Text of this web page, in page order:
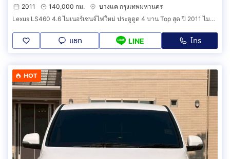
2011
140,000 กม.
บางแค กรุงเทพมหานคร
Lexus LS460 4.6 ไมเนอร์เชนจ์ไฟใหม่ ประตูดูด 4 บาน Top สุด ปี 2011 ไมล์แท้ 140,000 กม. รหัสสินค้า HCGE
แชท LINE โทร
HOT